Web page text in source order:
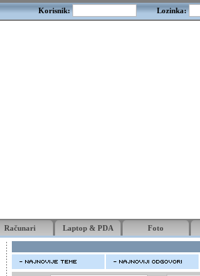
Korisnik: Lozinka:
Računari Laptop & PDA Foto